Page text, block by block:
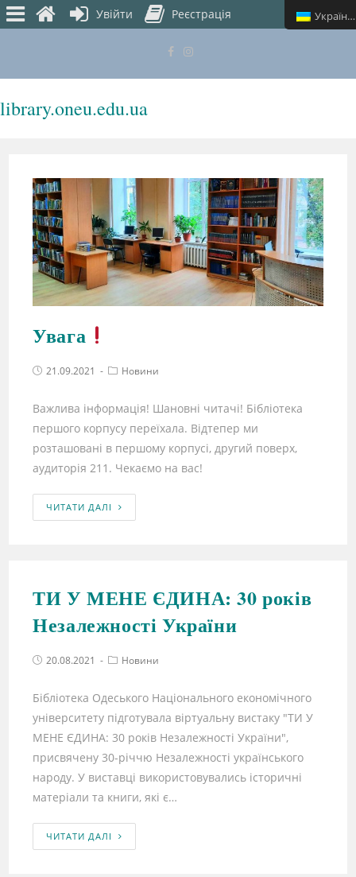
library.oneu.edu.ua
Увага
21.09.2021 Новини
Важлива iнформацiя! Шановнi читачi! Бiблiотека
першого корпусу переїхала. Відтепер ми
розташованi в першому корпусi, другий поверх,
аудиторія 211. Чекаємо на вас!
ЧИТАТИ ДАЛІ
ТИ У МЕНЕ ЄДИНА: 30 років
Незалежності України
20.08.2021 Новини
Бібліотека Одеського Національного економічного
університету підготувала віртуальну вистаку "ТИ У
МЕНЕ ЄДИНА: 30 років Незалежності України",
присвячену 30-річчю Незалежності українського
народу. У виставці використовувались історичні
матеріали та книги, які є…
ЧИТАТИ ДАЛІ
Увійти Реєстрація Українська